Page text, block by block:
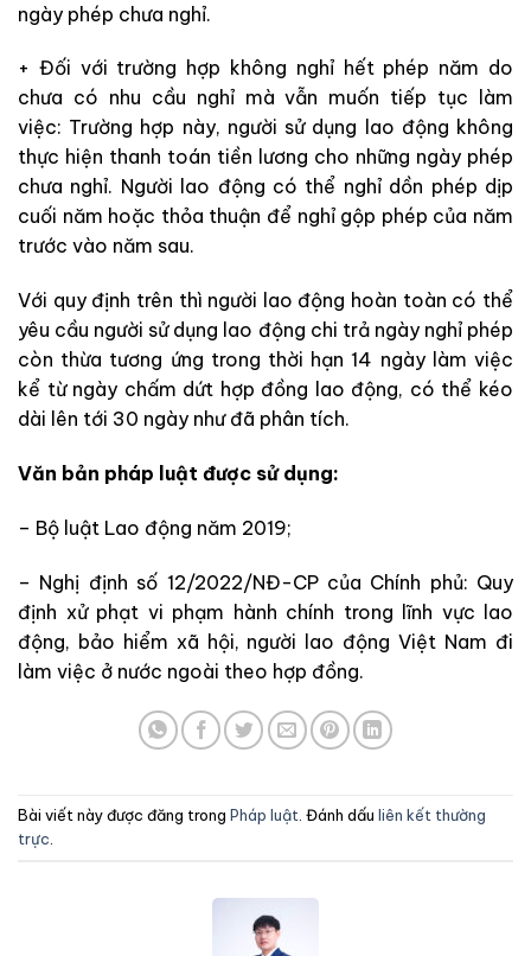
ngày phép chưa nghỉ.
+ Đối với trường hợp không nghỉ hết phép năm do
chưa có nhu cầu nghỉ mà vẫn muốn tiếp tục làm
việc: Trường hợp này, người sử dụng lao động không
thực hiện thanh toán tiền lương cho những ngày phép
chưa nghỉ. Người lao động có thể nghỉ dồn phép dịp
cuối năm hoặc thỏa thuận để nghỉ gộp phép của năm
trước vào năm sau.
Với quy định trên thì người lao động hoàn toàn có thể
yêu cầu người sử dụng lao động chi trả ngày nghỉ phép
còn thừa tương ứng trong thời hạn 14 ngày làm việc
kể từ ngày chấm dứt hợp đồng lao động, có thể kéo
dài lên tới 30 ngày như đã phân tích.
Văn bản pháp luật được sử dụng:
– Bộ luật Lao động năm 2019;
– Nghị định số 12/2022/NĐ-CP của Chính phủ: Quy
định xử phạt vi phạm hành chính trong lĩnh vực lao
động, bảo hiểm xã hội, người lao động Việt Nam đi
làm việc ở nước ngoài theo hợp đồng.
Bài viết này được đăng trong Pháp luật . Đánh dấu liên kết thường
trực